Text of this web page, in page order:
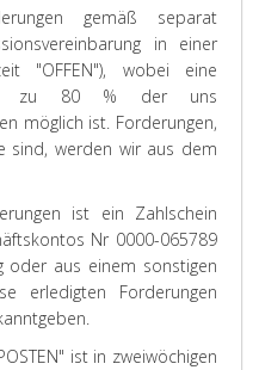
gemäß separat
in einer
"OFFEN"), wobei eine
bis zu 80 % der uns
möglich ist. Forderungen,
sind, werden wir aus dem
ist ein Zahlschein
Nr 0000-065789
oder aus einem sonstigen
erledigten Forderungen
ist in zweiwöchigen